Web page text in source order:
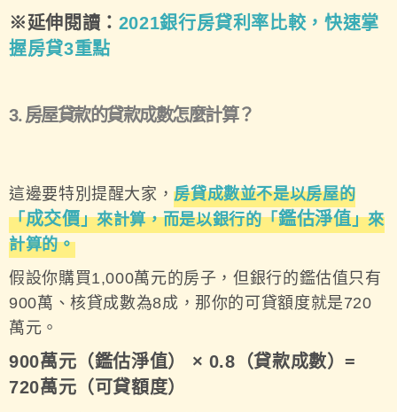
※延伸閱讀： 2021銀行房貸利率比較 ，快速掌
握房貸3重點
3. 房屋貸款的貸款成數怎麼計算？
這邊要特別提醒大家，房貸成數並不是以房屋的
「成交價」來計算，而是以銀行的「鑑估淨值」來
計算的。
假設你購買1,000萬元的房子，但銀行的鑑估值只有
900萬、核貸成數為8成，那你的可貸額度就是720
萬元。
900萬元（鑑估淨值） × 0.8（貸款成數）=
720萬元（可貸額度）